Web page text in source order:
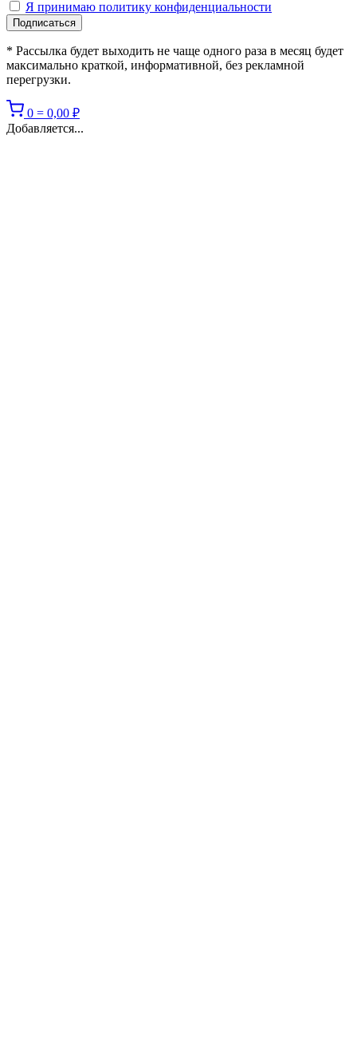
Я принимаю политику конфиденциальности
* Рассылка будет выходить не чаще одного раза в месяц будет
максимально краткой, информативной, без рекламной
перегрузки.
0 = 0,00 ₽
Добавляется...